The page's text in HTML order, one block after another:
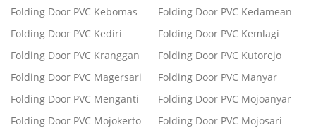
Folding Door PVC Kebomas
Folding Door PVC Kedamean
Folding Door PVC Kediri
Folding Door PVC Kemlagi
Folding Door PVC Kranggan
Folding Door PVC Kutorejo
Folding Door PVC Magersari
Folding Door PVC Manyar
Folding Door PVC Menganti
Folding Door PVC Mojoanyar
Folding Door PVC Mojokerto
Folding Door PVC Mojosari